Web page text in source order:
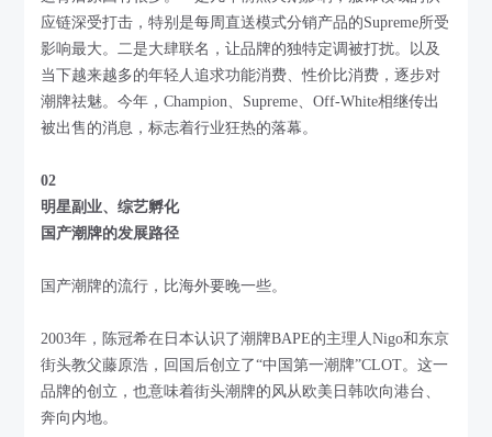
应链深受打击，特别是每周直送模式分销产品的Supreme所受
影响最大。二是大肆联名，让品牌的独特定调被打扰。以及
当下越来越多的年轻人追求功能消费、性价比消费，逐步对
潮牌祛魅。今年，Champion、Supreme、Off-White相继传出
被出售的消息，标志着行业狂热的落幕。
02
明星副业、综艺孵化
国产潮牌的发展路径
国产潮牌的流行，比海外要晚一些。
2003年，陈冠希在日本认识了潮牌BAPE的主理人Nigo和东京
街头教父藤原浩，回国后创立了“中国第一潮牌”CLOT。这一
品牌的创立，也意味着街头潮牌的风从欧美日韩吹向港台、
奔向内地。